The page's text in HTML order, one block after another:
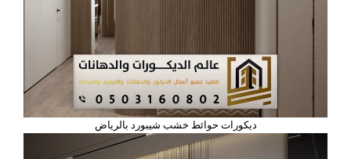
ديكورات حوائط خشب شيبورد بالرياض